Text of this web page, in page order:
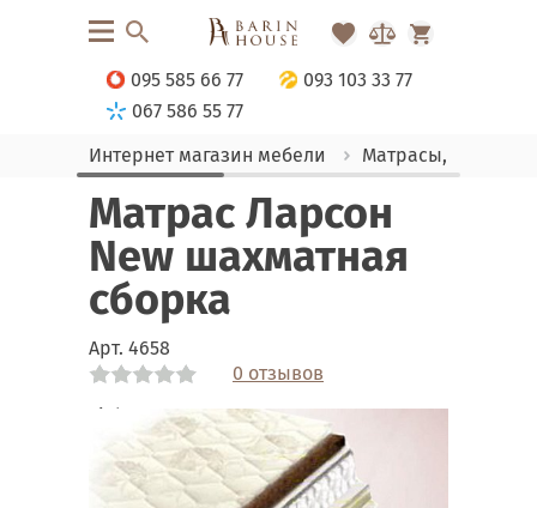
095 585 66 77
093 103 33 77
067 586 55 77
Интернет магазин мебели
Матрасы, текстиль
Матрас Ларсон
New шахматная
сборка
Арт. 4658
0 отзывов
Link